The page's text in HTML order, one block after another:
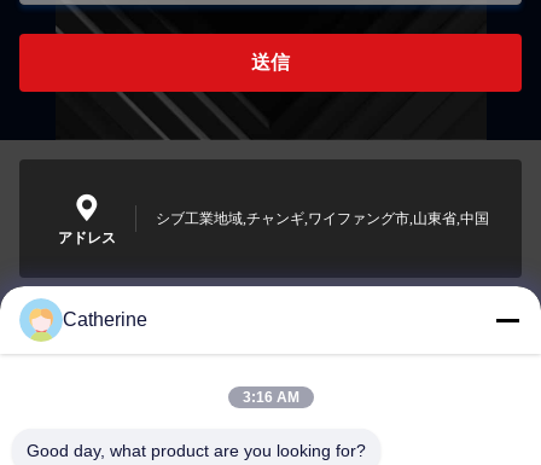
送信
アドレス
シブ工業地域,チャンギ,ワイファング市,山東省,中国
padraic@huayumachine.cn
Catherine
3:16 AM
Good day, what product are you looking for?